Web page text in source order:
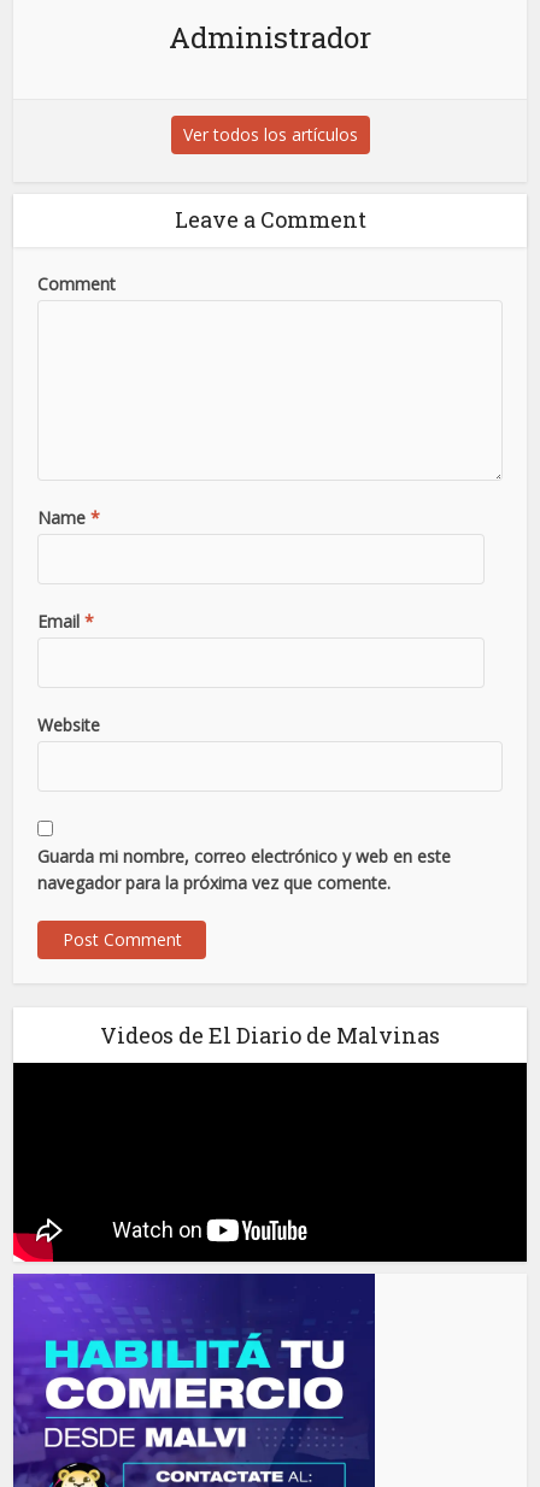
Administrador
Ver todos los artículos
Leave a Comment
Comment
Name *
Email *
Website
Guarda mi nombre, correo electrónico y web en este
navegador para la próxima vez que comente.
Videos de El Diario de Malvinas